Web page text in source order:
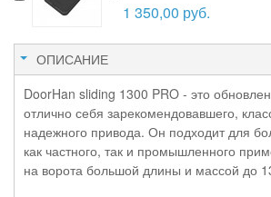
1 350,00 руб.
ОПИСАНИЕ
DoorHan sliding 1300 PRO - это
отлично себя зарекомендовавшего,
надежного привода. Он подходит для
как частного, так и промышленного
на ворота большой длины и массой до